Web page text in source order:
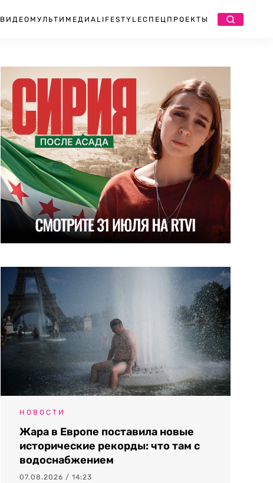
ВИДЕО МУЛЬТИМЕДИА LIFESTYLEСПЕЦПРОЕКТЫ
НОВОСТИ
Жара в Европе поставила новые
исторические рекорды: что там с
водоснабжением
07.08.2026 / 14:23